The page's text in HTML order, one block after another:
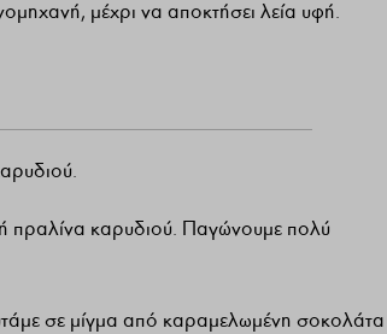
μέχρι να αποκτήσει λεία υφή.
πραλίνα καρυδιού. Παγώνουμε πολύ
σε μίγμα από καραμελωμένη σοκολάτα